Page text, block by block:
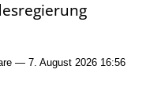
— 7. August 2026 16:56